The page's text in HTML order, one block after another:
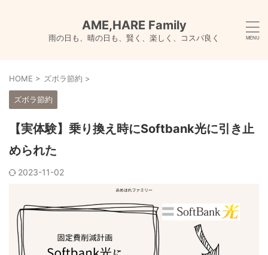
AME,HARE Family
雨の日も、晴の日も、賢く、楽しく、コスパ良く
HOME > ズボラ節約 >
ズボラ節約
【実体験】乗り換え時にSoftbank光に引き止
められた
2023-11-02